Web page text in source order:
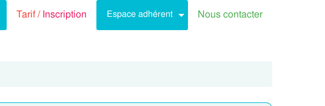
Tarif /Inscription Espace adhérent Nous contacter